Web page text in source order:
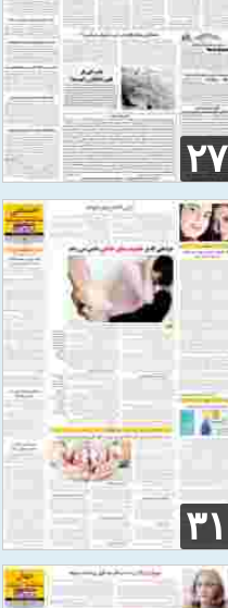
۲۷
۳۱